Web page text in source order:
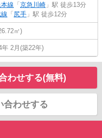
線 「 京急川崎 」駅 徒歩13分
「 尻手 」駅 徒歩12分
㎡)
年 2月(築22年)
わせする(無料)
合わせする